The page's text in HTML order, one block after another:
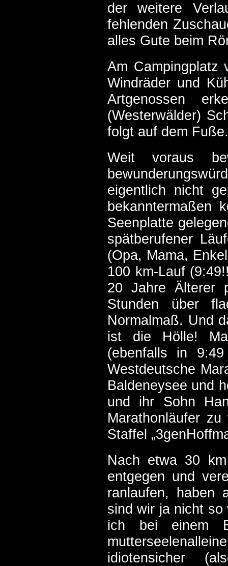
der weitere
fehlenden
alles Gute beim
Am Campingplatz
Windräder und
Artgenossen
(Westerwälder)
folgt auf dem Fuße.
Weit voraus
eigentlich nicht
bekanntermaßen
Seenplatte
spätberufener
(Opa, Mama,
100 km-Lauf
20 Jahre Älterer
Stunden über
Normalmaß. Und
ist die Hölle!
(ebenfalls in
Westdeutsche
Baldeneysee und
und ihr Sohn
Marathonläufer
Staffel
Nach etwa 30
entgegen und
ranlaufen, haben
sind wir ja nicht
ich bei einem
idiotensicher